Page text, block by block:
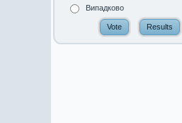
Випадково